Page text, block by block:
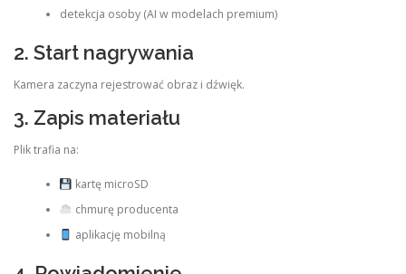
detekcja osoby (AI w modelach premium)
2. Start nagrywania
Kamera zaczyna rejestrować obraz i dźwięk.
3. Zapis materiału
Plik trafia na:
kartę microSD
chmurę producenta
aplikację mobilną